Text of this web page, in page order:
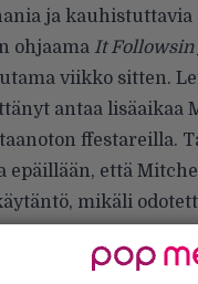
ja kauhistuttavia
ohjaama It Followsin
viikko sitten.
antaa lisäaikaa
ffestareilla.
epäillään, että
mikäli